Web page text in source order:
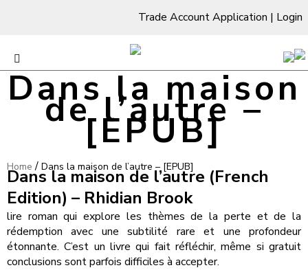
Trade Account Application | Login
Dans la maison
de l’autre –
[EPUB]
Home / Dans la maison de l’autre – [EPUB]
Dans la maison de l’autre (French
Edition) – Rhidian Brook
lire roman qui explore les thèmes de la perte et de la
rédemption avec une subtilité rare et une profondeur
étonnante. C’est un livre qui fait réfléchir, même si gratuit
conclusions sont parfois difficiles à accepter.